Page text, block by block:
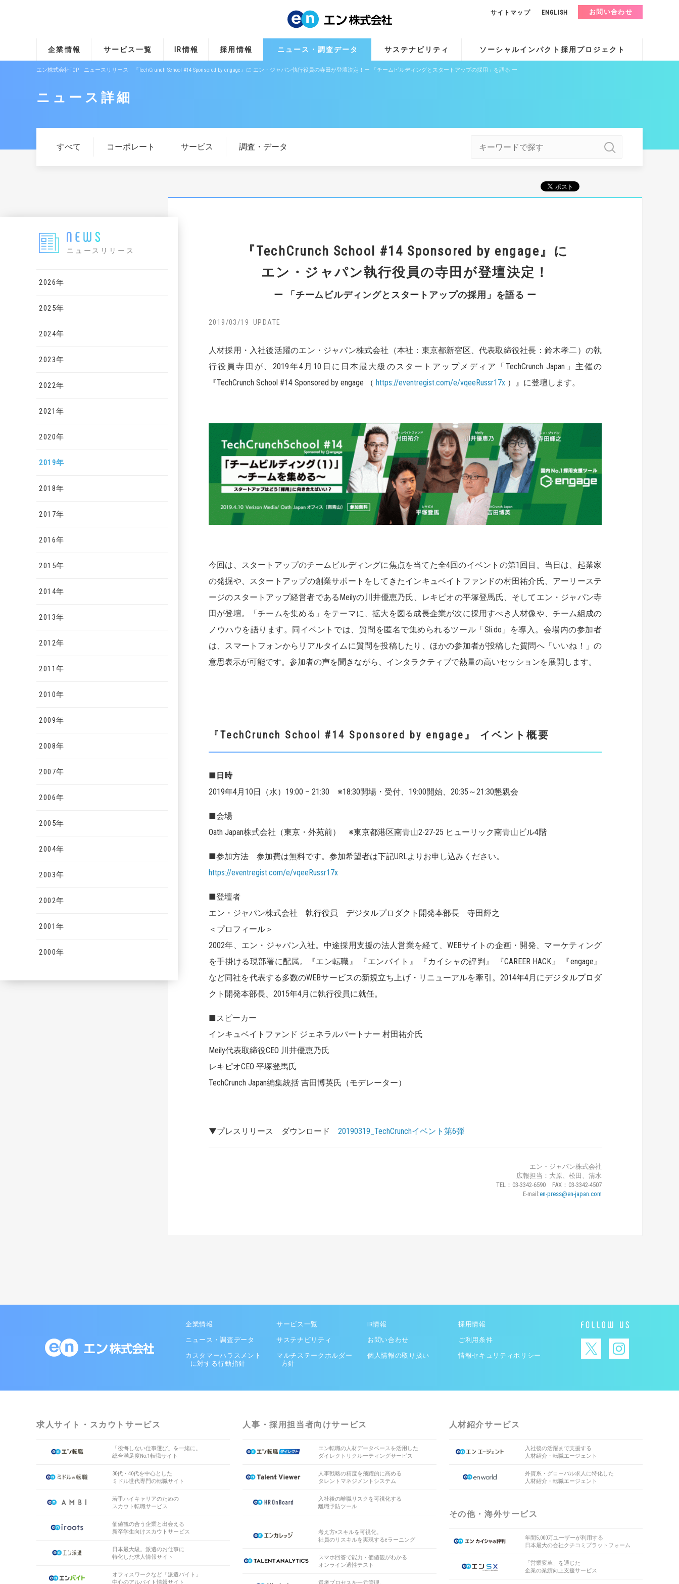
企業情報 サービス一覧 IR情報 採用情報 ニュース・調査データ サステナビリティ ソーシャルインパクト採用プロジェクト
サイトマップ ENGLISH お問い合わせ
エン株式会社TOP ニュースリリース 『TechCrunch School #14 Sponsored by engage』に エン・ジャパン執行役員の寺田が登壇決定！ー 「チームビルディングとスタートアップの採用」を語る ー
ニュース詳細
すべて コーポレート サービス 調査・データ
ニュースリリース
2026年
2025年
2024年
2023年
2022年
2021年
2020年
2019年
2018年
2017年
2016年
2015年
2014年
2013年
2012年
2011年
2010年
2009年
2008年
2007年
2006年
2005年
2004年
2003年
2002年
2001年
2000年
『TechCrunch School #14 Sponsored by engage』に
エン・ジャパン執行役員の寺田が登壇決定！
ー 「チームビルディングとスタートアップの採用」を語る ー
2019/03/19
人材採用・入社後活躍のエン・ジャパン株式会社（本社：東京都新宿区、代表取締役社長：鈴木孝二）の執
行役員寺田が、2019年4月10日に日本最大級のスタートアップメディア「TechCrunch Japan」主催の
『TechCrunch School #14 Sponsored by engage （ https://eventregist.com/e/vqeeRussr17x ）』に登壇します。
今回は、スタートアップのチームビルディングに焦点を当てた全4回のイベントの第1回目。当日は、起業家
の発掘や、スタートアップの創業サポートをしてきたインキュベイトファンドの村田祐介氏、アーリーステ
ージのスタートアップ経営者であるMeilyの川井優恵乃氏、レキピオの平塚登馬氏、そしてエン・ジャパン寺
田が登壇。「チームを集める」をテーマに、拡大を図る成長企業が次に採用すべき人材像や、チーム組成の
ノウハウを語ります。同イベントでは、質問を匿名で集められるツール「Sli.do」を導入。会場内の参加者
は、スマートフォンからリアルタイムに質問を投稿したり、ほかの参加者が投稿した質問へ「いいね！」の
意思表示が可能です。参加者の声を聞きながら、インタラクティブで熱量の高いセッションを展開します。
『TechCrunch School #14 Sponsored by engage』 イベント概要
■日時
2019年4月10日（水）19:00 – 21:30 ※18:30開場・受付、19:00開始、20:35～21:30懇親会
■会場
Oath Japan株式会社（東京・外苑前） ※東京都港区南青山2-27-25 ヒューリック南青山ビル4階
■参加方法 参加費は無料です。参加希望者は下記URLよりお申し込みください。
https://eventregist.com/e/vqeeRussr17x
■登壇者
エン・ジャパン株式会社 執行役員 デジタルプロダクト開発本部長 寺田輝之
＜プロフィール＞
2002年、エン・ジャパン入社。中途採用支援の法人営業を経て、WEBサイトの企画・開発、マーケティング
を手掛ける現部署に配属。『エン転職』 『エンバイト』 『カイシャの評判』 『CAREER HACK』 『engage』
など同社を代表する多数のWEBサービスの新規立ち上げ・リニューアルを牽引。2014年4月にデジタルプロダ
クト開発本部長、2015年4月に執行役員に就任。
■スピーカー
インキュベイトファンド ジェネラルパートナー 村田祐介氏
Meily代表取締役CEO 川井優恵乃氏
レキピオCEO 平塚登馬氏
TechCrunch Japan編集統括 吉田博英氏（モデレーター）
▼プレスリリース ダウンロード 20190319_TechCrunchイベント第6弾
エン・ジャパン株式会社
広報担当：大原、松田、清水
TEL：03-3342-6590 FAX：03-3342-4507
E-mail:en-press@en-japan.com
企業情報 サービス一覧 IR情報 採用情報
ニュース・調査データ サステナビリティ お問い合わせ ご利用条件
カスタマーハラスメント
に対する行動指針
マルチステークホルダー
方針
個人情報の取り扱い 情報セキュリティポリシー
求人サイト・スカウトサービス
「後悔しない仕事選び」を一緒に。
総合満足度No.1転職サイト
30代・40代を中心とした
ミドル世代専門の転職サイト
若手ハイキャリアのための
スカウト転職サービス
価値観の合う企業と出会える
新卒学生向けスカウトサービス
日本最大級。派遣のお仕事に
特化した求人情報サイト
オフィスワークなど「派遣バイト」
中心のアルバイト情報サイト
人事・採用担当者向けサービス
エン転職の人材データベースを活用した
ダイレクトリクルーティングサービス
人事戦略の精度を飛躍的に高める
タレントマネジメントシステム
入社後の離職リスクを可視化する
離職予防ツール
考え方×スキルを可視化。
社員のリスキルを実現するeラーニング
スマホ回答で能力・価値観がわかる
オンライン適性テスト
人材紹介サービス
入社後の活躍まで支援する
人材紹介・転職エージェント
外資系・グローバル求人に特化した
人材紹介・転職エージェント
その他・海外サービス
年間5,000万ユーザーが利用する
日本最大の会社クチコミプラットフォーム
「営業変革」を通じた
企業の業績向上支援サービス